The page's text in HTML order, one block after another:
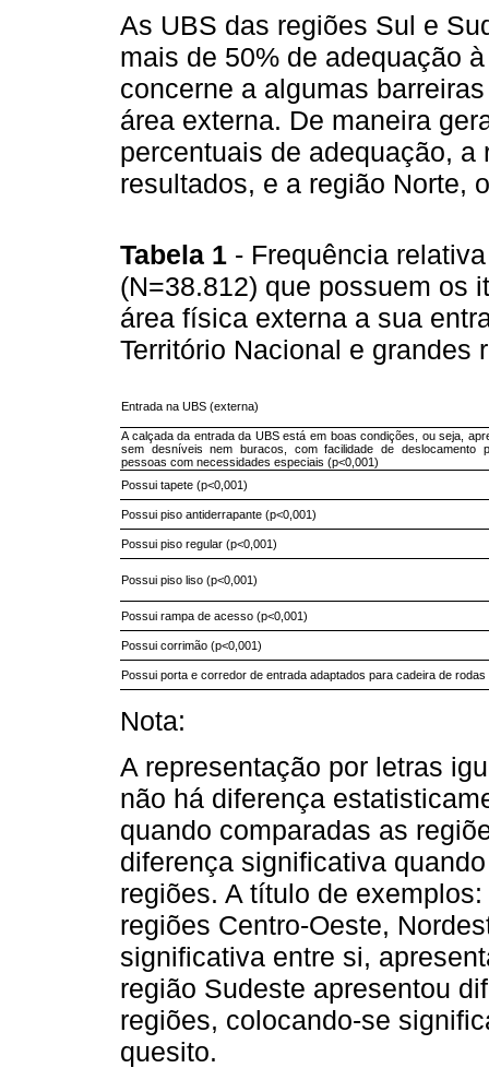
As UBS das regiões Sul e
mais de 50% de adequação
concerne a algumas
área externa. De maneira
percentuais de adequação,
resultados, e a região Norte,
Tabela 1 - Frequência
(N=38.812) que possuem os
área física externa a sua
Território Nacional e grandes
Entrada na UBS (externa)
A calçada da entrada da UBS está em boas condições, ou seja,
sem desníveis nem buracos, com facilidade de deslocamento
pessoas com necessidades especiais (p<0,001)
Possui tapete (p<0,001)
Possui piso antiderrapante (p<0,001)
Possui piso regular (p<0,001)
Possui piso liso (p<0,001)
Possui rampa de acesso (p<0,001)
Possui corrimão (p<0,001)
Possui porta e corredor de entrada adaptados para cadeira de rodas
Nota:
A representação por letras
não há diferença
quando comparadas as
diferença significativa
regiões. A título de exemplos:
regiões Centro-Oeste,
significativa entre si,
região Sudeste apresentou
regiões, colocando-se
quesito.